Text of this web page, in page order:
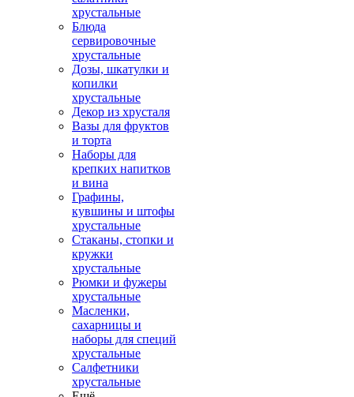
хрустальные
Блюда
сервировочные
хрустальные
Дозы, шкатулки и
копилки
хрустальные
Декор из хрусталя
Вазы для фруктов
и торта
Наборы для
крепких напитков
и вина
Графины,
кувшины и штофы
хрустальные
Стаканы, стопки и
кружки
хрустальные
Рюмки и фужеры
хрустальные
Масленки,
сахарницы и
наборы для специй
хрустальные
Салфетники
хрустальные